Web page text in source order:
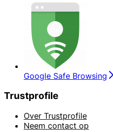
Google Safe Browsing
Trustprofile
Over Trustprofile
Neem contact op